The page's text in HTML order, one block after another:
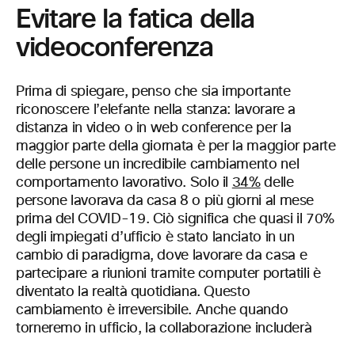
Evitare la fatica della
videoconferenza
Prima di spiegare, penso che sia importante
riconoscere l’elefante nella stanza: lavorare a
distanza in video o in web conference per la
maggior parte della giornata è per la maggior parte
delle persone un incredibile cambiamento nel
comportamento lavorativo. Solo il 34%delle
persone lavorava da casa 8 o più giorni al mese
prima del COVID-19. Ciò significa che quasi il 70%
degli impiegati d’ufficio è stato lanciato in un
cambio di paradigma, dove lavorare da casa e
partecipare a riunioni tramite computer portatili è
diventato la realtà quotidiana. Questo
cambiamento è irreversibile. Anche quando
torneremo in ufficio, la collaborazione includerà